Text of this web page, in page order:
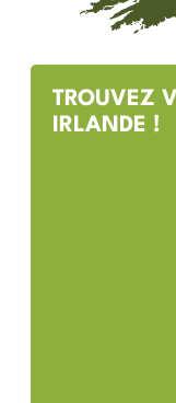
TROUVEZ
IRLANDE !